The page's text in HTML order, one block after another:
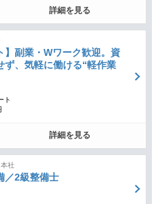
詳細を見る
】副業・Wワーク歓迎。資
ず、気軽に働ける“軽作業
ト
詳細を見る
社
／2級整備士